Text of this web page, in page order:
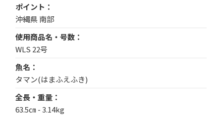
ポイント
沖縄県 南部
使用商品名・号数
WLS 22号
魚名
タマン(はまふえふき)
全長・重量
63.5㎝ - 3.14kg